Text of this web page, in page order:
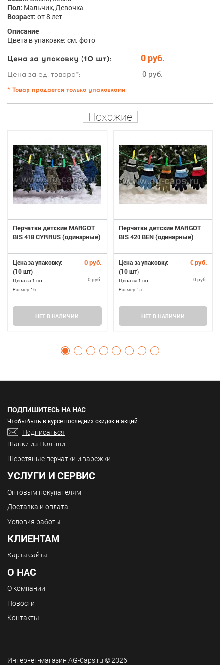
Пол: Мальчик, Девочка
Возраст: от 8 лет
Описание
Цвета в упаковке: см. фото
Цена за упаковку (10 шт): 0 руб.
Цена за ед. товара*: 0 руб.
* Товар продается только упаковками
Похожие
Перчатки детские MARGOT
BIS 418 CYRRUS (одинарные)
Цена за упаковку: 0 руб.
(10 шт)
Цена за 1 шт: 0 руб.
Размер:16
НЕТ В НАЛИЧИИ
Перчатки детские MARGOT
BIS 420 BEN (одинарные)
Цена за упаковку: 0 руб.
(10 шт)
Цена за 1 шт: 0 руб.
Размер: 15
НЕТ В НАЛИЧИИ
ПОДПИШИТЕСЬ НА НАС
Чтобы быть в курсе последних скидок и акций
Подписаться
Шапки из Польши
Шерстяные перчатки и варежки
УСЛУГИ И СЕРВИС
Оптовым покупателям
Доставка и оплата
Условия работы
КЛИЕНТАМ
Карта сайта
О НАС
О компании
Новости
Контакты
Интернет-магазин AG-Caps.ru © 2026